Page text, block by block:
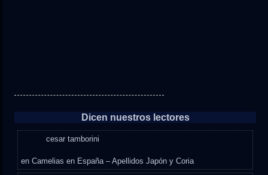
Dicen nuestros lectores
cesar tamborini
enCamelias en España – Apellidos Japón y Coria